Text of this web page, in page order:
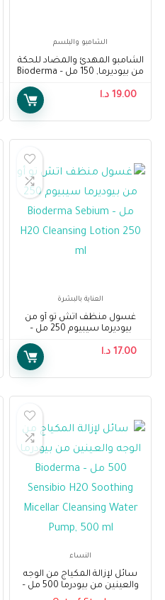
الشامبو والبلسم
الشامبو المهدئ والمضاد للحكة
من بيوديرما, 150 مل – Bioderma
19.00 د.ا
العناية بالبشرة
غسول منظف اتش تو أو من
بيوديرما سيبيوم 250 مل –
Cleansing Lotion 250 ml
17.00 د.ا
النساء
سائل لإزالة المكياج من الوجه
والعينين من بيودرما 500 مل –
Bioderma Sensibio H2O